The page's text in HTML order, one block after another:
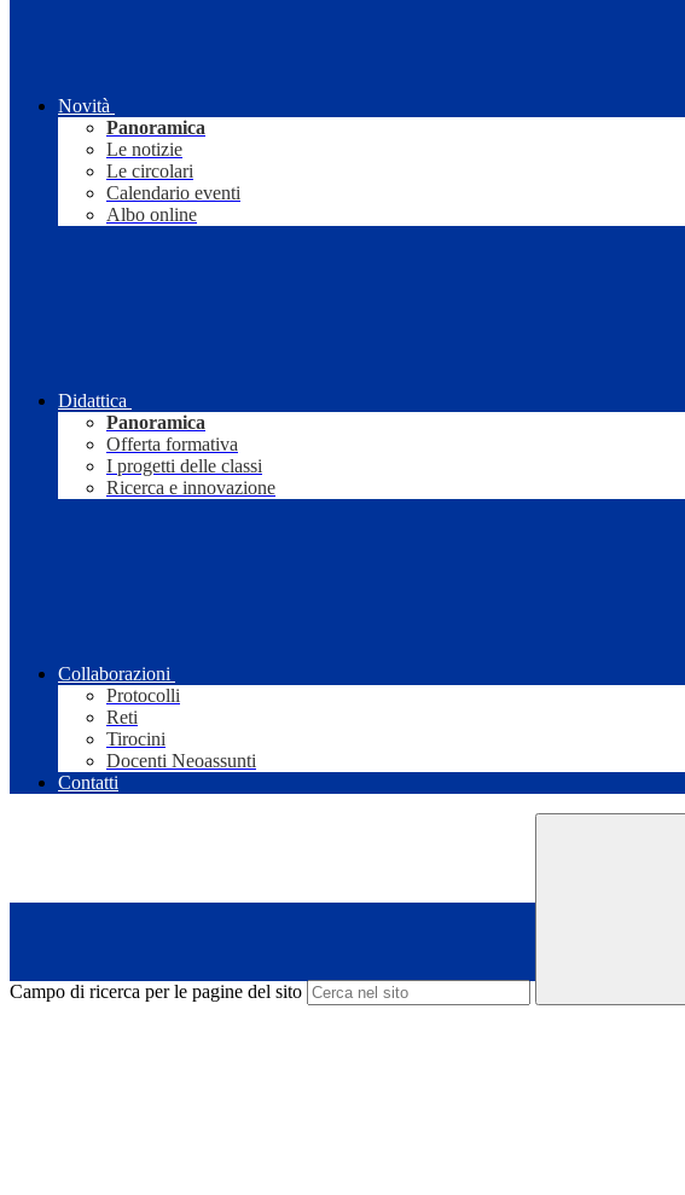
Novità
Panoramica
Le notizie
Le circolari
Calendario eventi
Albo online
Didattica
Panoramica
Offerta formativa
I progetti delle classi
Ricerca e innovazione
Collaborazioni
Protocolli
Reti
Tirocini
Docenti Neoassunti
Contatti
Campo di ricerca per le pagine del sito